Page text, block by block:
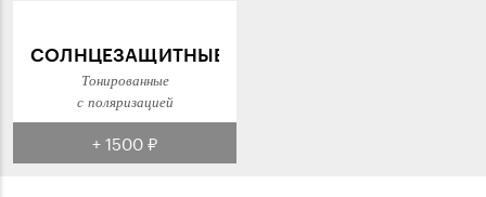
СОЛНЦЕЗАЩИТНЫЕ
Тонированные
с поляризацией
+ 1500 ₽